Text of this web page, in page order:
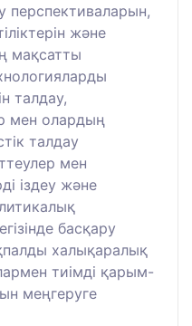
перспективаларын,
және
мақсатты
талдау,
мен олардың
талдау
мен
іздеу және
басқару
халықаралық
тиімді қарым-
меңгеруге